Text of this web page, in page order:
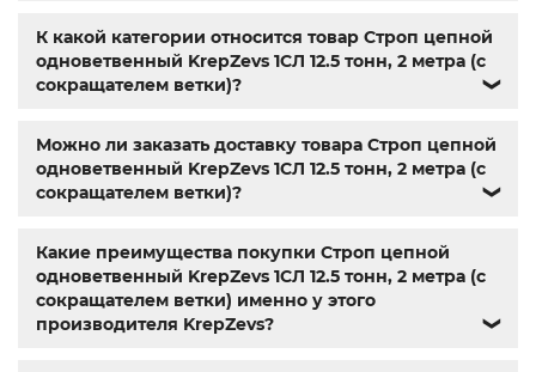
крепежа харьков,крепежи магазин,крепёжный
магазин,магазин болтов,гайки и болты,болты харьков
болты гайки шайбы,болты госты
купить болт м 10,купить болты м8,болты 10.9, гайки
купить,болты 8.8,винты м8, болт нержавеющий м8,
купить болты м10 ,крепежные изделия
К какой категории относится товар Строп цепной
одноветвенный KrepZevs 1СЛ 12.5 тонн, 2 метра (с
сокращателем ветки)?
❯
Можно ли заказать доставку товара Строп цепной
одноветвенный KrepZevs 1СЛ 12.5 тонн, 2 метра (с
сокращателем ветки)?
❯
Какие преимущества покупки Строп цепной
одноветвенный KrepZevs 1СЛ 12.5 тонн, 2 метра (с
сокращателем ветки) именно у этого
производителя KrepZevs?
❯